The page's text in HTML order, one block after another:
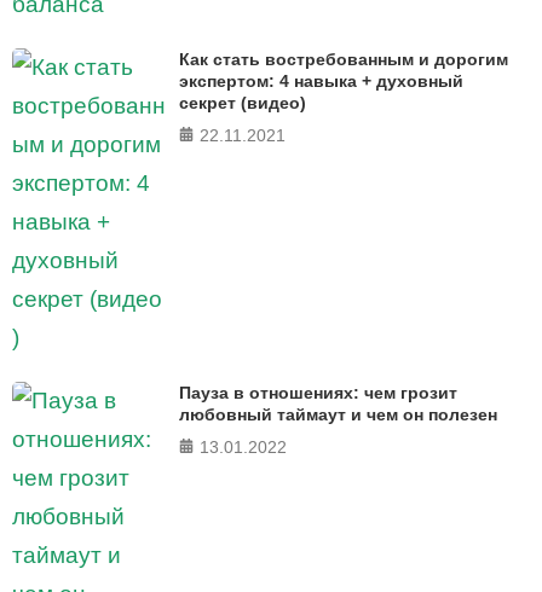
Как стать востребованным и дорогим
экспертом: 4 навыка + духовный
секрет (видео)
22.11.2021
Пауза в отношениях: чем грозит
любовный таймаут и чем он полезен
13.01.2022